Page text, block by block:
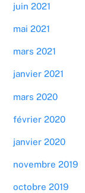
juin 2021
mai 2021
mars 2021
janvier 2021
mars 2020
février 2020
janvier 2020
novembre 2019
octobre 2019